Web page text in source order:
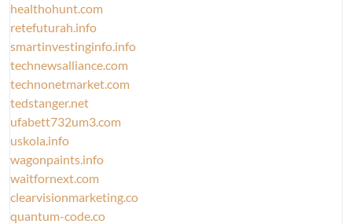
healthohunt.com
retefuturah.info
smartinvestinginfo.info
technewsalliance.com
technonetmarket.com
tedstanger.net
ufabett732um3.com
uskola.info
wagonpaints.info
waitfornext.com
clearvisionmarketing.co
quantum-code.co